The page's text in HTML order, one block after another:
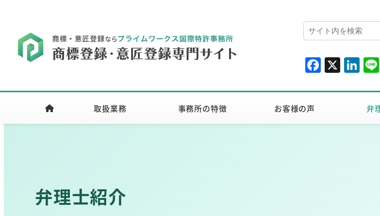
検
索
F
a
c
b
X Li
n
k
e
dI
取扱業務 事務所の特徴 お客様の声 弁
弁理士紹介